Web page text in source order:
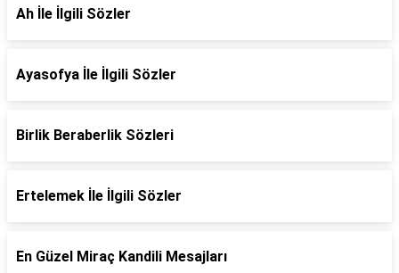
Ah İle İlgili Sözler
Ayasofya İle İlgili Sözler
Birlik Beraberlik Sözleri
Ertelemek İle İlgili Sözler
En Güzel Miraç Kandili Mesajları